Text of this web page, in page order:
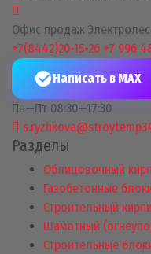
Офис продаж
+7(8442)20-15-26 +7 996
Написать в MAX
Пн—Пт 08:30—17:30
Разделы
Облицовочный
Газобетонные
Строительный
Шамотный
Строительные